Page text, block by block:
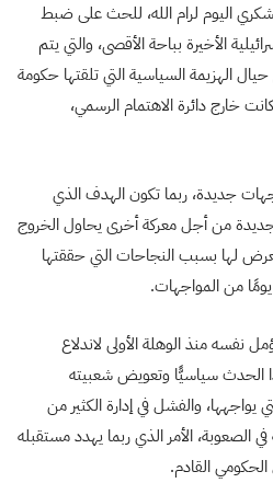
اليوم لرام الله، للحث على ضبط
الأخيرة بباحة الأقصى، والتي يتم
الهزيمة السياسية التي تلقتها حكومة
خارج دائرة الاهتمام الرسمي،
جديدة، ربما تكون الهدف الذي
من أجل معركة أخرى يحاول الخروج
تعرض لها بسبب النجاحات التي حققتها
نفسه منذ الوهلة الأولى لاندلاع
الحدث سياسيًّا وتعويض شعبيته
والفشل في إدارة الكثير من
الصعوبة، الأمر الذي ربما يهدد مستقبله
القادم.